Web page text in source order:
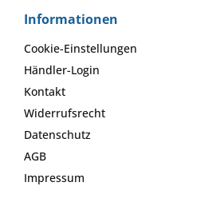
Informationen
Cookie-Einstellungen
Händler-Login
Kontakt
Widerrufsrecht
Datenschutz
AGB
Impressum